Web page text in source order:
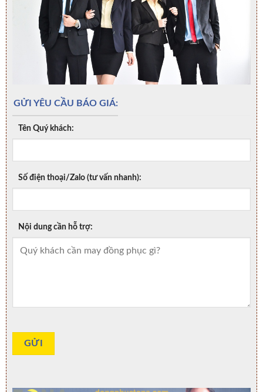
GỬI YÊU CẦU BÁO GIÁ:
Tên Quý khách:
Số điện thoại/Zalo (tư vấn nhanh):
Nội dung cần hỗ trợ: